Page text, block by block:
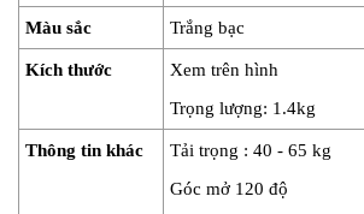
Màu sắc Trắng bạc
Kích thước
Xem trên hình
Trọng lượng: 1.4kg
Thông tin khác
Tải trọng : 40 - 65 kg
Góc mở 120 độ